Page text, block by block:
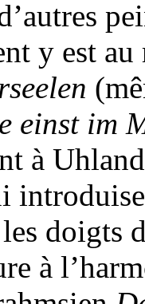
y est au
einst im
à
doigts
à